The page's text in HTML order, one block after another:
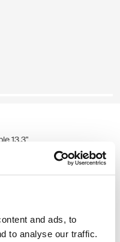
and ads, to
to analyse our traffic.
13.3"
Noir